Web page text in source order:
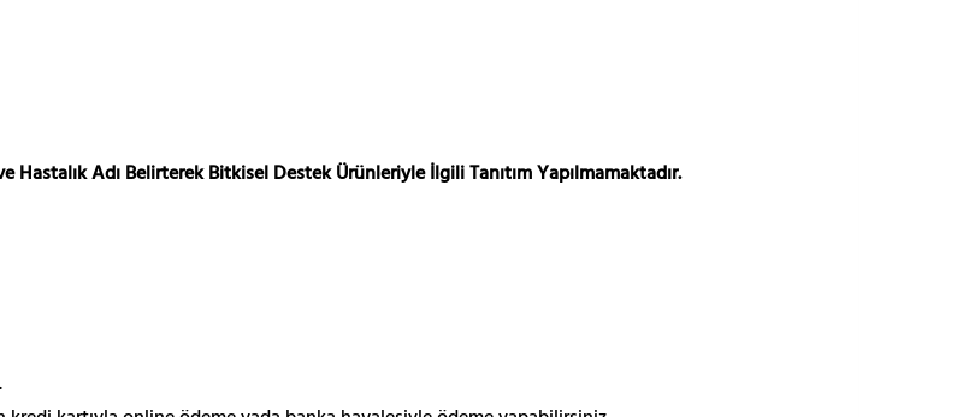
Adı Belirterek Bitkisel Destek Ürünleriyle İlgili Tanıtım Yapılmamaktadır.